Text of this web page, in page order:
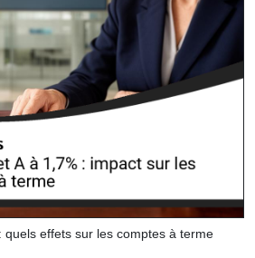
quels effets sur les comptes à terme